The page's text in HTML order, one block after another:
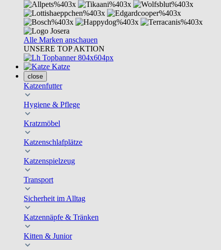
Alle Marken anschauen
UNSERE TOP AKTION
Katze
close
Katzenfutter
Hygiene & Pflege
Kratzmöbel
Katzenschlafplätze
Katzenspielzeug
Transport
Sicherheit im Alltag
Katzennäpfe & Tränken
Kitten & Junior